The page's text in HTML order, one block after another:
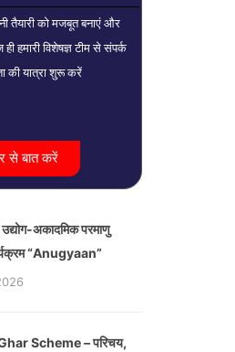
तैयारी को मजबूत बनाएं और
हमारी विशेषज्ञ टीम से संपर्क
यात्रा शुरू करें
से बात करें
अकादमिक परमाणु
“Anugyaan”
Scheme – परिचय,